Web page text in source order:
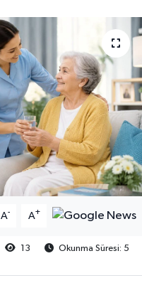
A- A+
13
Okunma Süresi: 5